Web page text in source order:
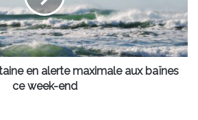
en alerte maximale aux baïnes
ce week-end